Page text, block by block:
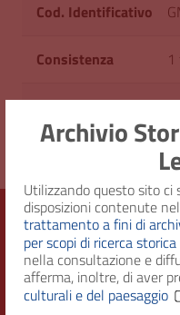
Archivio
Utilizzando questo sito ci
disposizioni contenute
trattamento a fini di
per scopi di ricerca
nella consultazione e
afferma, inoltre, di aver
culturali e del paesaggio
Cod. Identificativo
Consistenza
Originale su
Città di